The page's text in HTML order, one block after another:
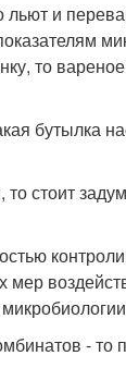
и
то
бутылка
стоит
мер
- то